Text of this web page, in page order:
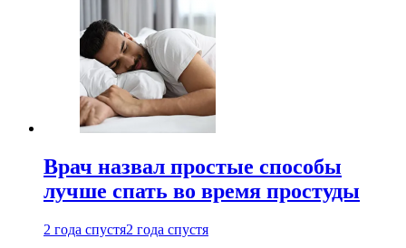
Врач назвал простые способы
лучше спать во время простуды
2 года спустя2 года спустя